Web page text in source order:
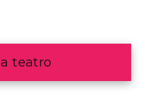
teatro